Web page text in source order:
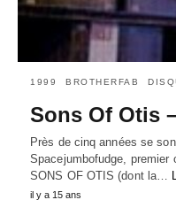
1999 BROTHERFAB
Sons Of Otis
Près de cinq années se
Spacejumbofudge, premier
SONS OF OTIS (dont la…
il y a 15 ans